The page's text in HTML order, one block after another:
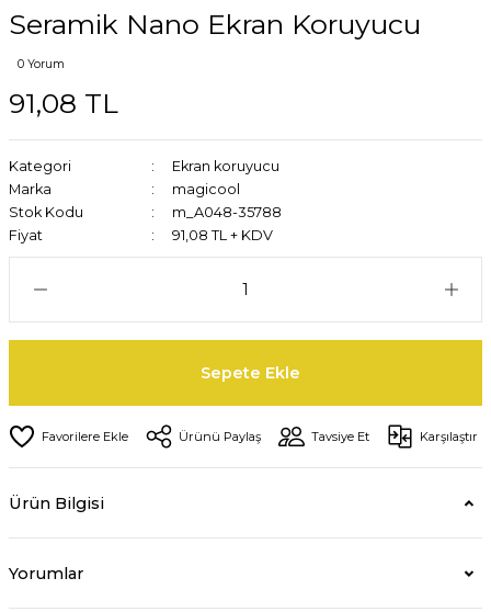
Seramik Nano Ekran Koruyucu
0 Yorum
91,08 TL
Kategori
Ekran koruyucu
Marka
magicool
Stok Kodu
m_A048-35788
Fiyat
91,08 TL + KDV
Sepete Ekle
Ürünü Paylaş Tavsiye Et Karşılaştır
Ürün Bilgisi
Yorumlar